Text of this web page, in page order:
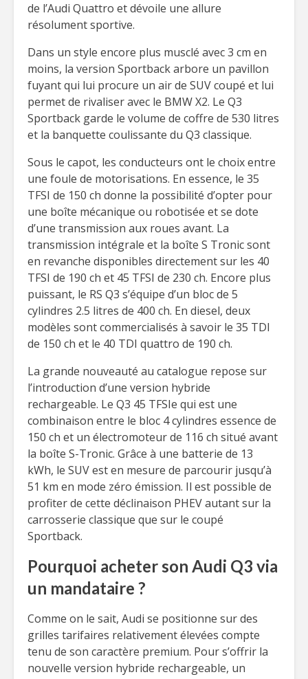
de l’Audi Quattro et dévoile une allure
résolument sportive.
Dans un style encore plus musclé avec 3 cm en
moins, la version Sportback arbore un pavillon
fuyant qui lui procure un air de SUV coupé et lui
permet de rivaliser avec le BMW X2. Le Q3
Sportback garde le volume de coffre de 530 litres
et la banquette coulissante du Q3 classique.
Sous le capot, les conducteurs ont le choix entre
une foule de motorisations. En essence, le 35
TFSI de 150 ch donne la possibilité d’opter pour
une boîte mécanique ou robotisée et se dote
d’une transmission aux roues avant. La
transmission intégrale et la boîte S Tronic sont
en revanche disponibles directement sur les 40
TFSI de 190 ch et 45 TFSI de 230 ch. Encore plus
puissant, le RS Q3 s’équipe d’un bloc de 5
cylindres 2.5 litres de 400 ch. En diesel, deux
modèles sont commercialisés à savoir le 35 TDI
de 150 ch et le 40 TDI quattro de 190 ch.
La grande nouveauté au catalogue repose sur
l’introduction d’une version hybride
rechargeable. Le Q3 45 TFSIe qui est une
combinaison entre le bloc 4 cylindres essence de
150 ch et un électromoteur de 116 ch situé avant
la boîte S-Tronic. Grâce à une batterie de 13
kWh, le SUV est en mesure de parcourir jusqu’à
51 km en mode zéro émission. Il est possible de
profiter de cette déclinaison PHEV autant sur la
carrosserie classique que sur le coupé
Sportback.
Pourquoi acheter son Audi Q3 via
un mandataire ?
Comme on le sait, Audi se positionne sur des
grilles tarifaires relativement élevées compte
tenu de son caractère premium. Pour s’offrir la
nouvelle version hybride rechargeable, un